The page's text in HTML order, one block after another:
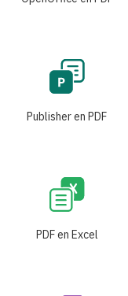
Publisher en PDF
PDF en Excel